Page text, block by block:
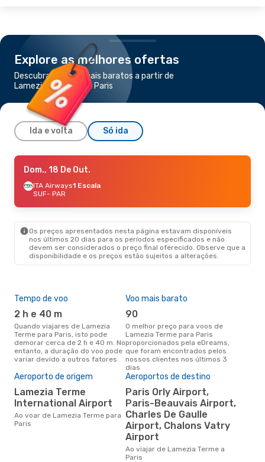
Explore as melhores ofertas
Descubra os voos mais baratos a partir de
Lamezia Terme para Paris
Ida e volta Só ida
Dom., 4 De Out.- Qua., 7 De Out.
ITA Airways1 Escala
SUF- PAR
PAR- SUF
Dom., 18 De Out.
ITA Airways1 Escala
SUF- PAR
Os preços apresentados nesta página estavam disponíveis
nos últimos 20 dias para os períodos especificados e não
devem ser considerados o preço final oferecido. Observe que a
disponibilidade e os preços estão sujeitos a alterações.
Tempo de voo
2 h e 40 m
Quando viajares de Lamezia
Terme para Paris, isto pode
demorar cerca de 2 h e 40 m. No
entanto, a duração do voo pode
variar devido a outros fatores
Voo mais barato
90
O melhor preço para voos de
Lamezia Terme para Paris
proporcionados pela eDreams,
que foram encontrados pelos
nossos clientes nos últimos 3
dias
Aeroporto de origem
Lamezia Terme
International Airport
Ao voar de Lamezia Terme para
Paris
Aeroportos de destino
Paris Orly Airport,
Paris-Beauvais Airport,
Charles De Gaulle
Airport, Chalons Vatry
Airport
Ao viajar de Lamezia Terme a
Paris